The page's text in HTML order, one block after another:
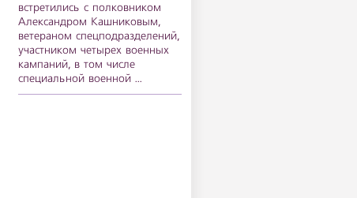
встретились с полковником
Александром Кашниковым,
ветераном спецподразделений,
участником четырех военных
кампаний, в том числе
специальной военной ...